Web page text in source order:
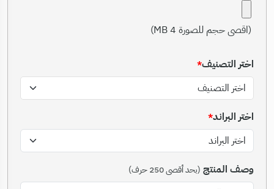
(اقصى حجم للصورة 4 MB)
اختر التصنيف
اختر البراند
وصف المنتج (بحد أقصى 250 حرف)